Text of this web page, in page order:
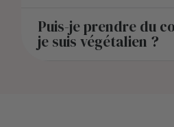
Puis-je prendre du
je suis végétalien ?